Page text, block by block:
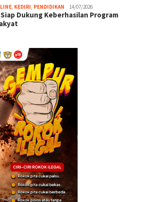
, KEDIRI, PENDIDIKAN 14/07/2026
Dukung Keberhasilan Program